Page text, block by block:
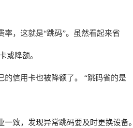
率，这就是“跳码”。虽然看起来省
或降额。
的信用卡也被降额了。 “跳码省的是
致，发现异常跳码要及时更换设备。